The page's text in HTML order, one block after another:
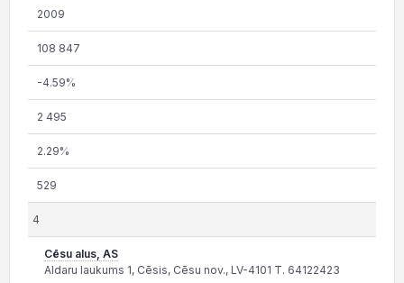
2009
108 847
-4.59%
2 495
2.29%
529
4
Cēsu alus, AS
Aldaru laukums 1, Cēsis, Cēsu nov., LV-4101 T. 64122423